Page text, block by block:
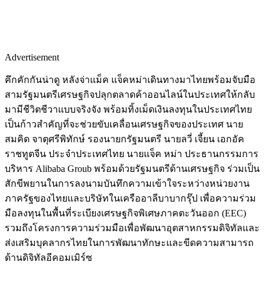
Advertisement
คึกคักกันน่าดู หลังจ่าแม็ค แจ็คหม่าเดินทางมาไทยพร้อมจับมือ
สามรัฐมนตรีเศรษฐกิจปลุกตลาดค้าออนไลน์ในประเทศให้กลับ
มามีชีวิตชีวาแบบจริงจัง พร้อมทิ้งเม็ดเงินลงทุนในประเทศไทย
เป็นก้าวสำคัญที่จะช่วยขับเคลื่อนเศรษฐกิจของประเทศ นาย
สมคิด จาตุศรีพิทักษ์ รองนายกรัฐมนตรี นายลวี่ เจี้ยน เอกอัค
ราชทูตจีน ประจำประเทศไทย นายแจ็ค หม่า ประธานกรรมการ
บริหาร Alibaba Groub พร้อมด้วยรัฐมนตรีด้านเศรษฐกิจ ร่วมเป็น
สักขีพยานในการลงนามบันทึกความเข้าใจระหว่างหน่วยงาน
ภาครัฐของไทยและบริษัทในเครืออาลีบาบากรุ๊ป เพื่อความร่วม
มือลงทุนในพื้นที่ระเบียงเศรษฐกิจพิเศษภาคตะวันออก (EEC)
รวมถึงโครงการความร่วมมือเพื่อพัฒนาอุตสาหกรรมดิจิทัลและ
ส่งเสริมบุคลากรไทยในการพัฒนาทักษะและขีดความสามารถ
ด้านดิจิทัลอีคอมเมิร์ซ